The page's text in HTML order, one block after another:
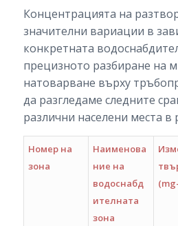
Концентрацията на
значителни вариации в
конкретната
прецизното разбиране на
натоварване върху
да разгледаме следните
различни населени места в
Номер на
зона
Наименова
ние на
водоснабд
ителната
зона